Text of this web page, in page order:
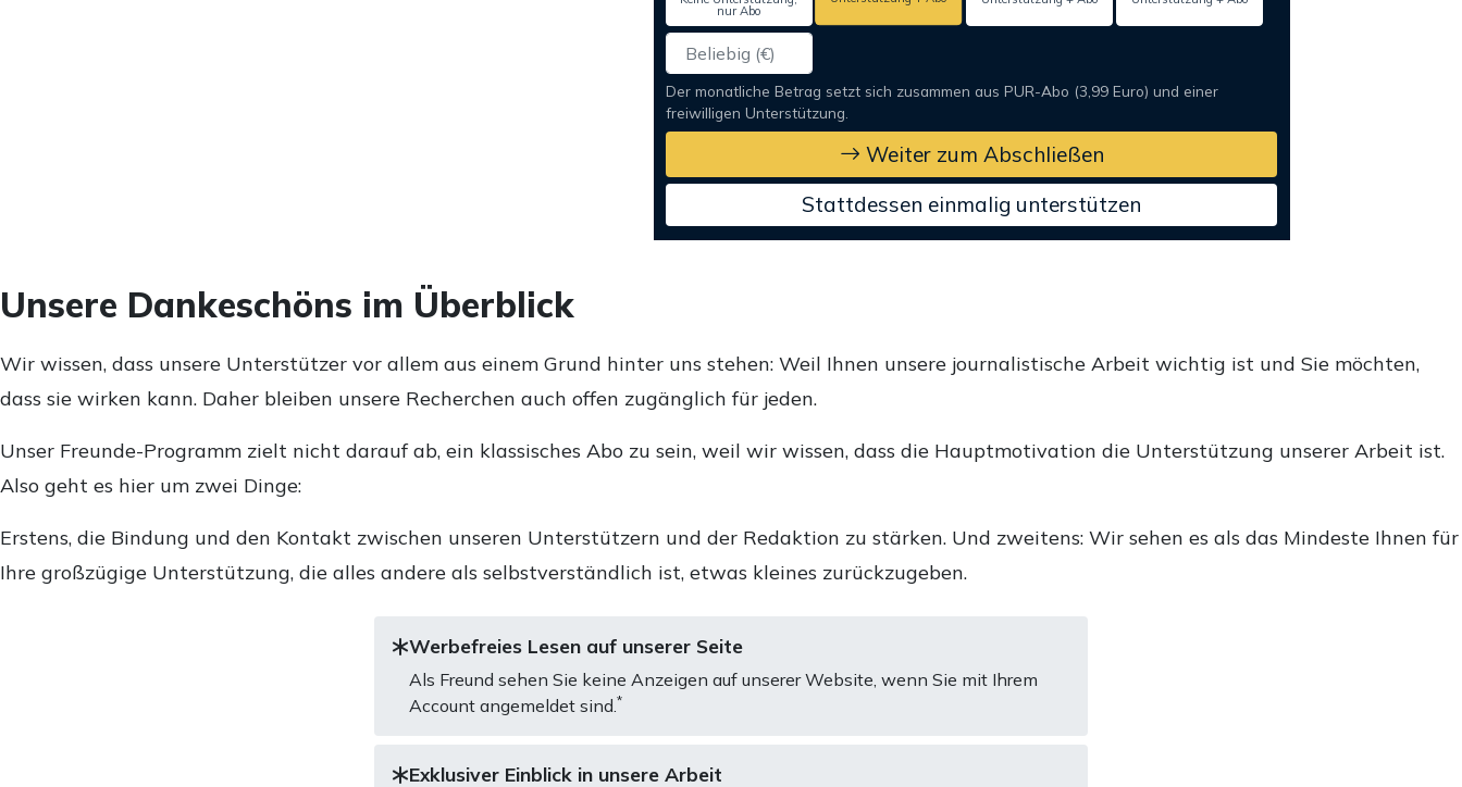
nur Abo
Der monatliche Betrag setzt sich zusammen aus PUR-Abo (3,99 Euro) und einer
freiwilligen Unterstützung.
Weiter zum Abschließen
Stattdessen einmalig unterstützen
Unsere Dankeschöns im Überblick
Wir wissen, dass unsere Unterstützer vor allem aus einem Grund hinter uns stehen: Weil Ihnen unsere journalistische Arbeit wichtig ist und Sie möchten,
dass sie wirken kann. Daher bleiben unsere Recherchen auch offen zugänglich für jeden.
Unser Freunde-Programm zielt nicht darauf ab, ein klassisches Abo zu sein, weil wir wissen, dass die Hauptmotivation die Unterstützung unserer Arbeit ist.
Also geht es hier um zwei Dinge:
Erstens, die Bindung und den Kontakt zwischen unseren Unterstützern und der Redaktion zu stärken. Und zweitens: Wir sehen es als das Mindeste Ihnen für
Ihre großzügige Unterstützung, die alles andere als selbstverständlich ist, etwas kleines zurückzugeben.
Werbefreies Lesen auf unserer Seite
Als Freund sehen Sie keine Anzeigen auf unserer Website, wenn Sie mit Ihrem
Account angemeldet sind. *
Exklusiver Einblick in unsere Arbeit